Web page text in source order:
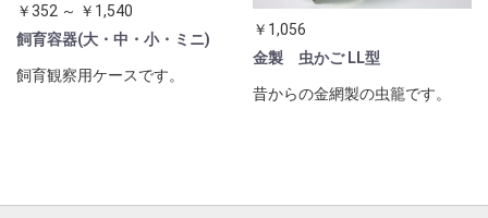
￥352 ～ ￥1,540
飼育容器(大・中・小・ミニ)
飼育観察用ケースです。
￥1,056
金製 虫かご LL型
昔からの金網製の虫籠です。